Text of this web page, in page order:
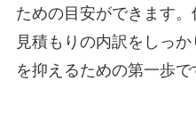
ための目安ができます。
見積もりの内訳をしっ
を抑えるための第一歩で